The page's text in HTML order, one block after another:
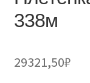
338м
29321,50₽